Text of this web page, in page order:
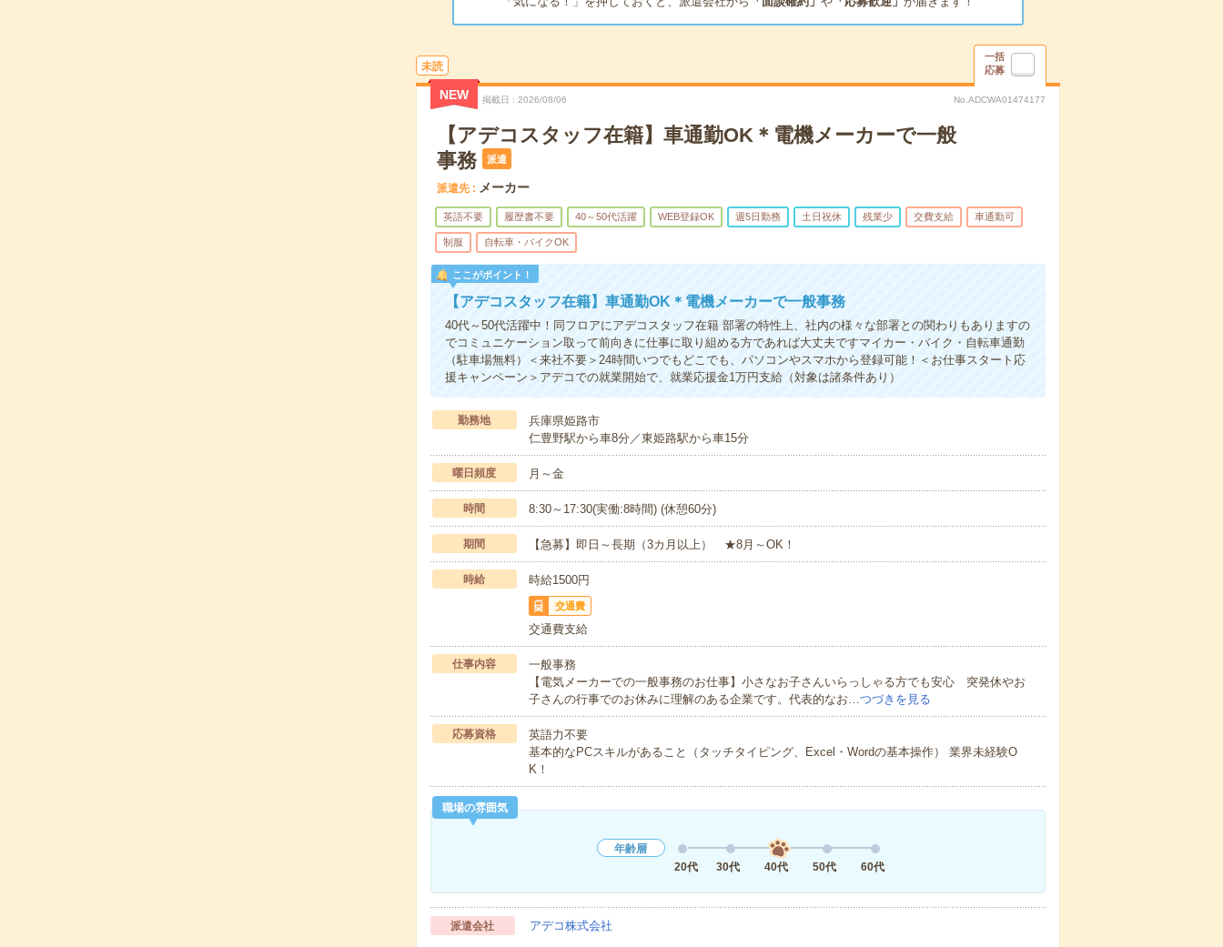
未読
一括
応募
NEW 掲載日 2026/08/06 No.ADCWA01474177
【アデコスタッフ在籍】車通勤OK＊電機メーカーで一般
事務
派遣
派遣先 メーカー
英語不要 履歴書不要 40～50代活躍 WEB登録OK 週5日勤務 土日祝休 残業少 交費支給 車通勤可
制服 自転車・バイクOK
ここがポイント！
【アデコスタッフ在籍】車通勤OK＊電機メーカーで一般事務
40代～50代活躍中！同フロアにアデコスタッフ在籍 部署の特性上、社内の様々な部署との関わりもありますの
でコミュニケーション取って前向きに仕事に取り組める方であれば大丈夫ですマイカー・バイク・自転車通勤
（駐車場無料）＜来社不要＞24時間いつでもどこでも、パソコンやスマホから登録可能！＜お仕事スタート応
援キャンペーン＞アデコでの就業開始で、就業応援金1万円支給（対象は諸条件あり）
勤務地
兵庫県姫路市
仁豊野駅から車8分／東姫路駅から車15分
曜日頻度 月～金
時間 8:30～17:30(実働:8時間) (休憩60分)
期間 【急募】即日～長期（3カ月以上） ★8月～OK！
時給 時給1500円
交通費
交通費支給
仕事内容
一般事務
【電気メーカーでの一般事務のお仕事】小さなお子さんいらっしゃる方でも安心 突発休やお
子さんの行事でのお休みに理解のある企業です。代表的なお…つづきを見る
応募資格
英語力不要
基本的なPCスキルがあること（タッチタイピング、Excel・Wordの基本操作） 業界未経験O
K！
職場の雰囲気
年齢層
20代
30代 40代 50代 60代
派遣会社 アデコ株式会社